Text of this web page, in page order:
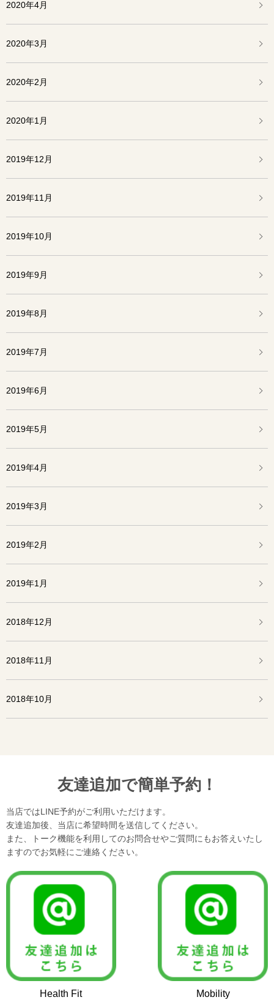
2020年4月
2020年3月
2020年2月
2020年1月
2019年12月
2019年11月
2019年10月
2019年9月
2019年8月
2019年7月
2019年6月
2019年5月
2019年4月
2019年3月
2019年2月
2019年1月
2018年12月
2018年11月
2018年10月
友達追加で簡単予約！
当店ではLINE予約がご利用いただけます。
友達追加後、当店に希望時間を送信してください。
また、トーク機能を利用してのお問合せやご質問にもお答えいたし
ますのでお気軽にご連絡ください。
Health Fit Mobility